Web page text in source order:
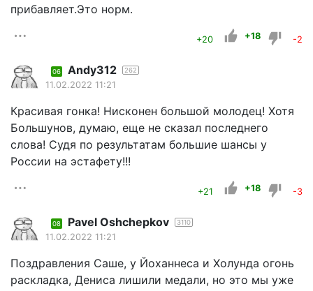
прибавляет.Это норм.
+20 +18 -2
06 Andy312 262
11.02.2022 11:21
Красивая гонка! Нисконен большой молодец! Хотя
Большунов, думаю, еще не сказал последнего
слова! Судя по результатам большие шансы у
России на эстафету!!!
+21 +18 -3
08 Pavel Oshchepkov 3110
11.02.2022 11:21
Поздравления Саше, у Йоханнеса и Холунда огонь
раскладка, Дениса лишили медали, но это мы уже